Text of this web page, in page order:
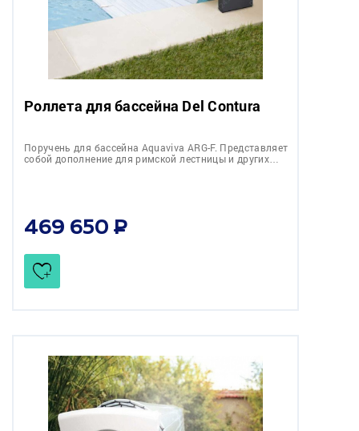
Роллета для бассейна Del Contura
Поручень для бассейна Aquaviva ARG-F. Представляет
собой дополнение для римской лестницы и других…
469 650